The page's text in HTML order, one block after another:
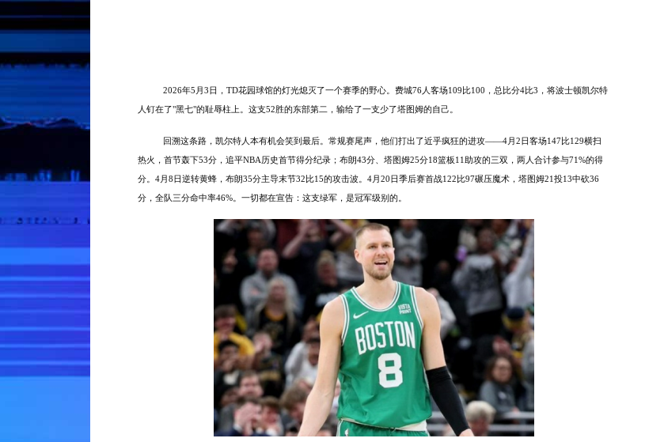
2026年5月3日，TD花园球馆的灯光熄灭了一个赛季的野心。费城76人客场109比100，总比分4比3，将波士顿凯尔特
人钉在了"黑七"的耻辱柱上。这支52胜的东部第二，输给了一支少了塔图姆的自己。
回溯这条路，凯尔特人本有机会笑到最后。常规赛尾声，他们打出了近乎疯狂的进攻——4月2日客场147比129横扫
热火，首节轰下53分，追平NBA历史首节得分纪录；布朗43分、塔图姆25分18篮板11助攻的三双，两人合计参与71%的得
分。4月8日逆转黄蜂，布朗35分主导末节32比15的攻击波。4月20日季后赛首战122比97碾压魔术，塔图姆21投13中砍36
分，全队三分命中率46%。一切都在宣告：这支绿军，是冠军级别的。